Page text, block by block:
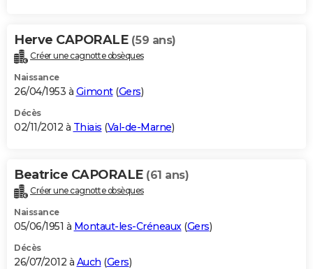
Herve CAPORALE (59 ans)
Créer une cagnotte obsèques
Naissance
26/04/1953 à Gimont(Gers)
Décès
02/11/2012 à Thiais (Val-de-Marne)
Beatrice CAPORALE (61 ans)
Créer une cagnotte obsèques
Naissance
05/06/1951 à Montaut-les-Créneaux(Gers)
Décès
26/07/2012 à Auch (Gers)